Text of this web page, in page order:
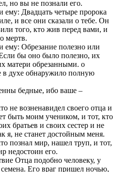
но вы не познали его.
ему: Двадцать четыре пророка
и все они сказали о тебе. Он
того, кто жив перед вами, и
мертв.
ему: Обрезание полезно или
бы оно было полезно, их
матери обрезанными. о
в духе обнаружило полную
бедные, ибо ваше –
не возненавидел своего отца и
быть моим учеником, и тот, кто
братьев и своих сестер и не
я, не станет достойным меня.
познал мир, нашел труп, и тот,
недостоин его.
Отца подобно человеку, у
Его враг пришел ночью,